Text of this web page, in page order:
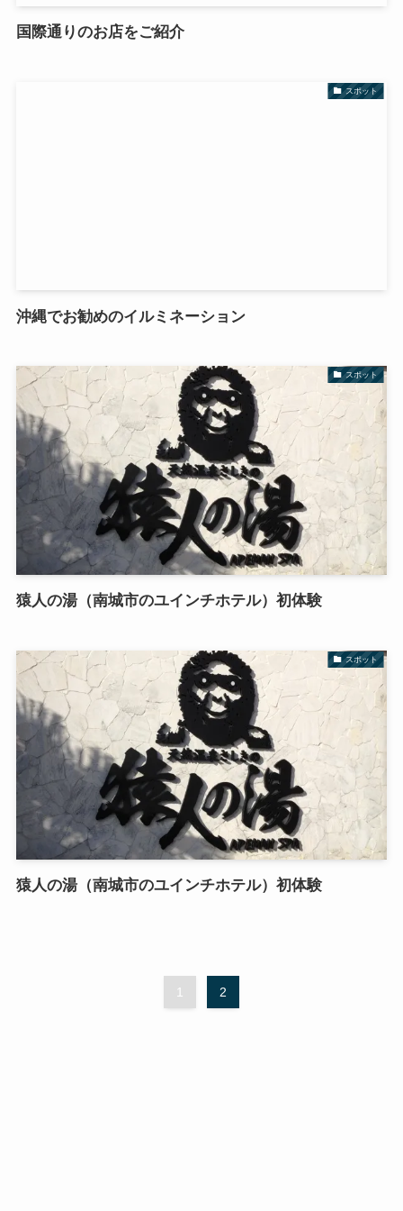
国際通りのお店をご紹介
スポット
沖縄でお勧めのイルミネーション
スポット
猿人の湯（南城市のユインチホテル）初体験
スポット
猿人の湯（南城市のユインチホテル）初体験
1 2